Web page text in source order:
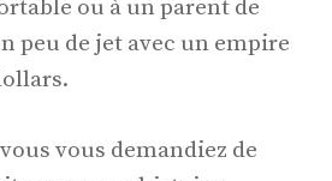
ou à un parent de
peu de jet avec un empire
vous demandiez de